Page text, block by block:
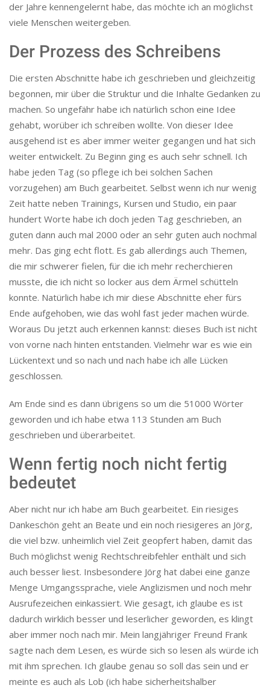
der Jahre kennengelernt habe, das möchte ich an möglichst
viele Menschen weitergeben.
Der Prozess des Schreibens
Die ersten Abschnitte habe ich geschrieben und gleichzeitig
begonnen, mir über die Struktur und die Inhalte Gedanken zu
machen. So ungefähr habe ich natürlich schon eine Idee
gehabt, worüber ich schreiben wollte. Von dieser Idee
ausgehend ist es aber immer weiter gegangen und hat sich
weiter entwickelt. Zu Beginn ging es auch sehr schnell. Ich
habe jeden Tag (so pflege ich bei solchen Sachen
vorzugehen) am Buch gearbeitet. Selbst wenn ich nur wenig
Zeit hatte neben Trainings, Kursen und Studio, ein paar
hundert Worte habe ich doch jeden Tag geschrieben, an
guten dann auch mal 2000 oder an sehr guten auch nochmal
mehr. Das ging echt flott. Es gab allerdings auch Themen,
die mir schwerer fielen, für die ich mehr recherchieren
musste, die ich nicht so locker aus dem Ärmel schütteln
konnte. Natürlich habe ich mir diese Abschnitte eher fürs
Ende aufgehoben, wie das wohl fast jeder machen würde.
Woraus Du jetzt auch erkennen kannst: dieses Buch ist nicht
von vorne nach hinten entstanden. Vielmehr war es wie ein
Lückentext und so nach und nach habe ich alle Lücken
geschlossen.
Am Ende sind es dann übrigens so um die 51000 Wörter
geworden und ich habe etwa 113 Stunden am Buch
geschrieben und überarbeitet.
Wenn fertig noch nicht fertig
bedeutet
Aber nicht nur ich habe am Buch gearbeitet. Ein riesiges
Dankeschön geht an Beate und ein noch riesigeres an Jörg,
die viel bzw. unheimlich viel Zeit geopfert haben, damit das
Buch möglichst wenig Rechtschreibfehler enthält und sich
auch besser liest. Insbesondere Jörg hat dabei eine ganze
Menge Umgangssprache, viele Anglizismen und noch mehr
Ausrufezeichen einkassiert. Wie gesagt, ich glaube es ist
dadurch wirklich besser und leserlicher geworden, es klingt
aber immer noch nach mir. Mein langjähriger Freund Frank
sagte nach dem Lesen, es würde sich so lesen als würde ich
mit ihm sprechen. Ich glaube genau so soll das sein und er
meinte es auch als Lob (ich habe sicherheitshalber